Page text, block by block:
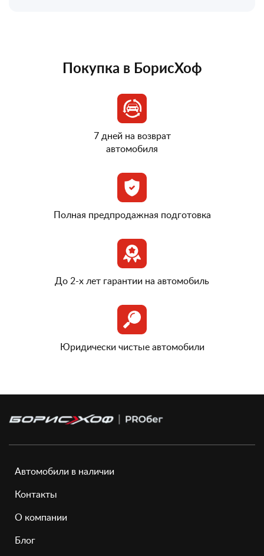
Покупка в БорисХоф
7 дней на возврат
автомобиля
Полная предпродажная подготовка
До 2-х лет гарантии на автомобиль
Юридически чистые автомобили
Автомобили в наличии
Контакты
О компании
Блог